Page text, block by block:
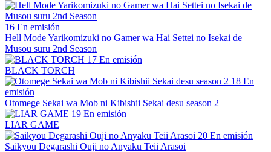
16 En emisión
Hell Mode Yarikomizuki no Gamer wa Hai Settei no Isekai de
Musou suru 2nd Season
17 En emisión
BLACK TORCH
18 En
emisión
Otomege Sekai wa Mob ni Kibishii Sekai desu season 2
19 En emisión
LIAR GAME
20 En emisión
Saikyou Degarashi Ouji no Anyaku Teii Arasoi